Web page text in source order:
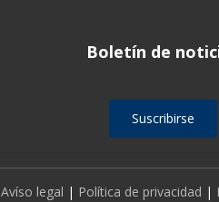
Boletín de
Suscribirse
Avíso legal | Política de privacidad |